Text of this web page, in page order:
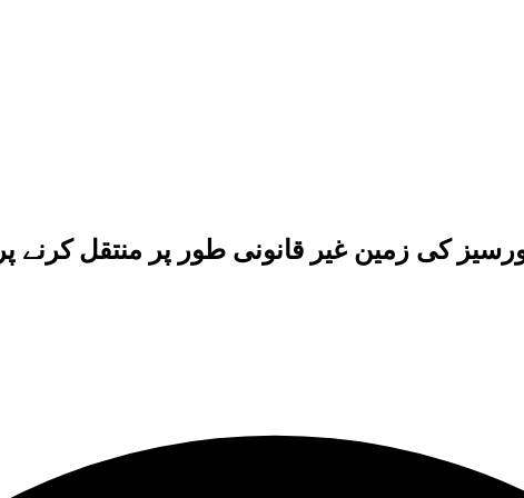
کی زمین غیر قانونی طور پر منتقل کرنے پر 3 ریونیو افسران کے خلاف انکوائری شروع